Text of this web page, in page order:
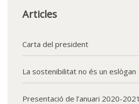
Articles
Carta del president
La sostenibilitat no és un eslògan
Presentació de l’anuari 2020-2021